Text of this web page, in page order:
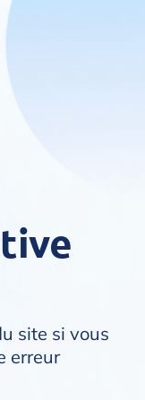
site si vous
erreur